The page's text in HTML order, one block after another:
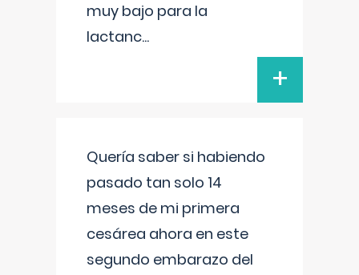
muy bajo para la
lactanc...
+
Quería saber si habiendo
pasado tan solo 14
meses de mi primera
cesárea ahora en este
segundo embarazo del